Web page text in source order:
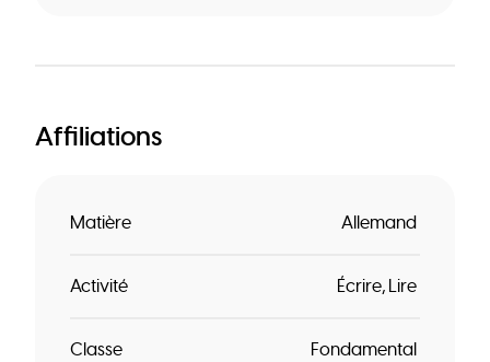
Affiliations
Matière Allemand
Activité Écrire Lire
Classe Fondamental